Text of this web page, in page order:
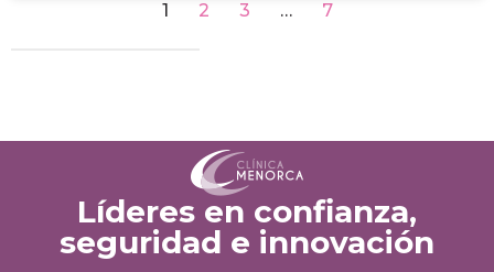
1 2 3 … 7
Líderes en confianza,
seguridad e innovación